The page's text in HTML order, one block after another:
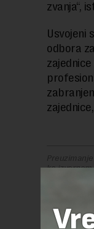
zvanja“,
Usvojeni
odbora
ka